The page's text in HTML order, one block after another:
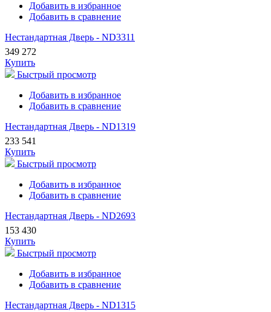
Добавить в избранное
Добавить в сравнение
Нестандартная Дверь - ND3311
349 272
Купить
Быстрый просмотр
Добавить в избранное
Добавить в сравнение
Нестандартная Дверь - ND1319
233 541
Купить
Быстрый просмотр
Добавить в избранное
Добавить в сравнение
Нестандартная Дверь - ND2693
153 430
Купить
Быстрый просмотр
Добавить в избранное
Добавить в сравнение
Нестандартная Дверь - ND1315